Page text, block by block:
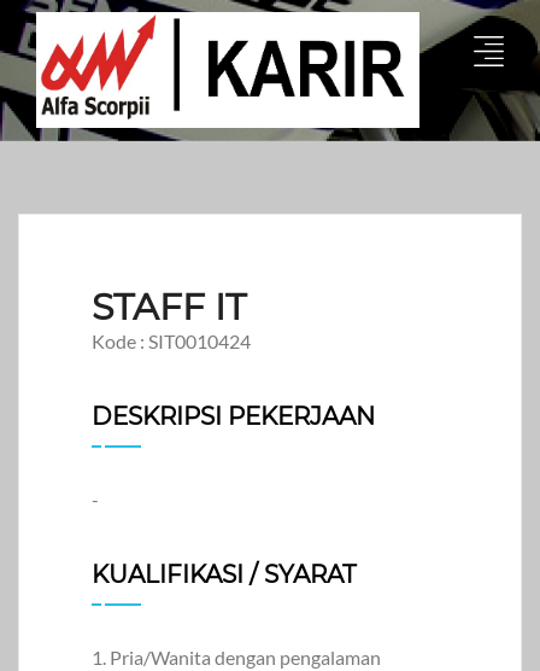
STAFF IT
Kode : SIT0010424
DESKRIPSI PEKERJAAN
-
KUALIFIKASI / SYARAT
1. Pria/Wanita dengan pengalaman